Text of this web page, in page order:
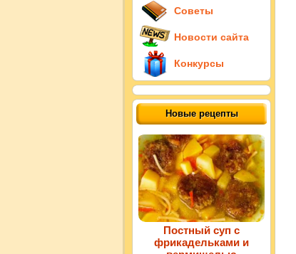
Советы
Новости сайта
Конкурсы
Новые рецепты
Постный суп с
фрикадельками и